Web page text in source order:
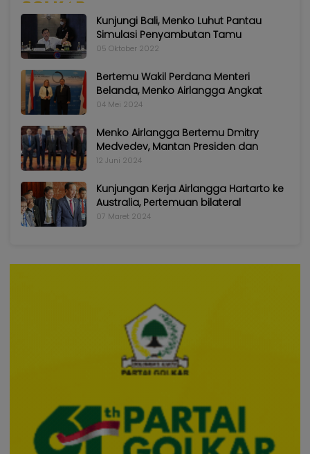
Kunjungi Bali, Menko Luhut Pantau
Simulasi Penyambutan Tamu
05 Oktober 2022
Bertemu Wakil Perdana Menteri
Belanda, Menko Airlangga Angkat
04 Mei 2024
Menko Airlangga Bertemu Dmitry
Medvedev, Mantan Presiden dan
12 Juni 2024
Kunjungan Kerja Airlangga Hartarto ke
Australia, Pertemuan bilateral
07 Maret 2024